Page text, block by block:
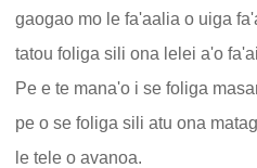
gaogao mo le fa'aalia o uiga
tatou foliga sili ona lelei a'o
Pe e te mana'o i se foliga
pe o se foliga sili atu ona
le tele o avanoa.